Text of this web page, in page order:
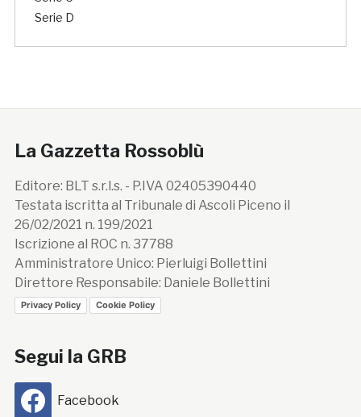
Serie D
La Gazzetta Rossoblù
Editore: BLT s.r.l.s. - P.IVA 02405390440
Testata iscritta al Tribunale di Ascoli Piceno il
26/02/2021 n. 199/2021
Iscrizione al ROC n. 37788
Amministratore Unico: Pierluigi Bollettini
Direttore Responsabile: Daniele Bollettini
Privacy Policy Cookie Policy
Segui la GRB
Facebook